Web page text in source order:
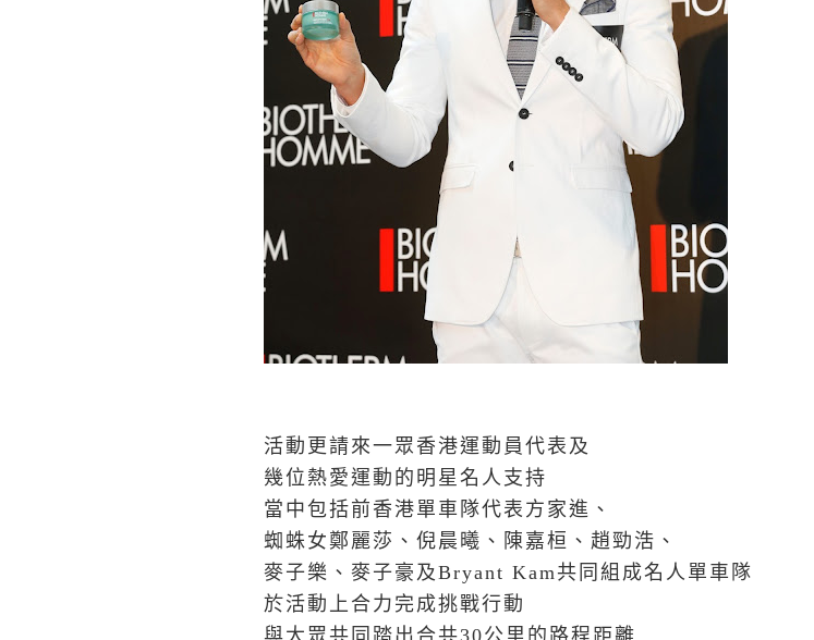
活動更請來一眾香港運動員代表及
幾位熱愛運動的明星名人支持
當中包括前香港單車隊代表方家進、
蜘蛛女鄭麗莎、倪晨曦、陳嘉桓、趙勁浩、
麥子樂、麥子豪及Bryant Kam共同組成名人單車隊
於活動上合力完成挑戰行動
與大眾共同踏出合共30公里的路程距離